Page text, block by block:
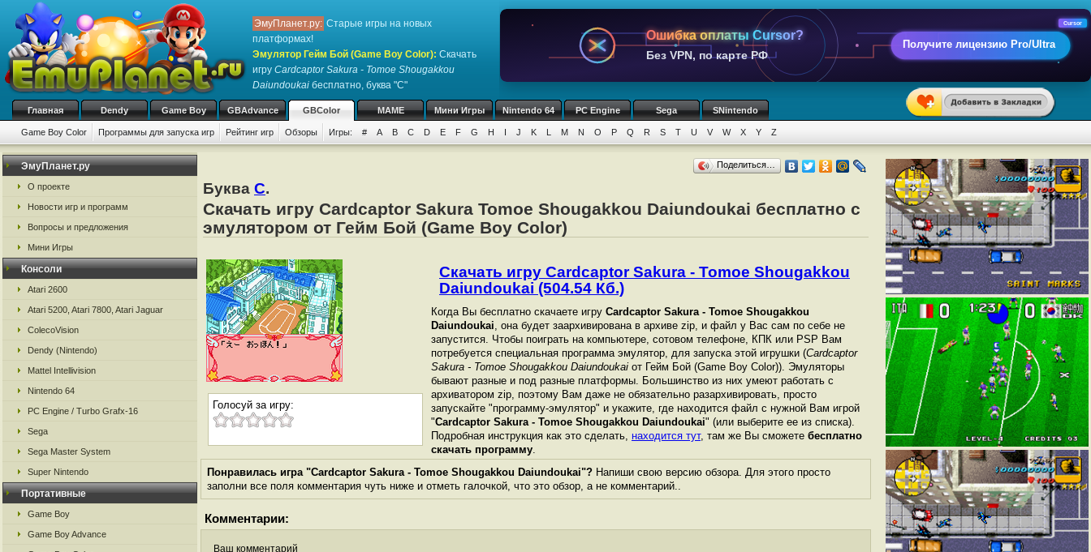
ЭмуПланет.ру: Старые игры на новых
платформах!
Эмулятор Гейм Бой (Game Boy Color): Скачать
игру Cardcaptor Sakura - Tomoe Shougakkou
Daiundoukai бесплатно, буква "C"
Ошибка оплаты Cursor?
Без VPN, по карте РФ
Получите лицензию Pro/Ultra
Cursor
Главная Dendy Game Boy GBAdvance GBColor MAME Мини Игры Nintendo 64 PC Engine Sega SNintendo
Game Boy Color Программы для запуска игр Рейтинг игр Обзоры Игры: # A B C D E F G H I J K L M N O P Q R S T U V W X Y Z
ЭмуПланет.ру
О проекте
Новости игр и программ
Вопросы и предложения
Мини Игры
Консоли
Atari 2600
Atari 5200, Atari 7800, Atari Jaguar
ColecoVision
Dendy (Nintendo)
Mattel Intellivision
Nintendo 64
PC Engine / Turbo Grafx-16
Sega
Sega Master System
Super Nintendo
Портативные
Game Boy
Game Boy Advance
Поделиться…
Буква C.
Скачать игру Cardcaptor Sakura Tomoe Shougakkou Daiundoukai бесплатно с
эмулятором от Гейм Бой (Game Boy Color)
Голосуй за игру:
Скачать игру Cardcaptor Sakura - Tomoe Shougakkou
Daiundoukai (504.54 Кб.)
Когда Вы бесплатно скачаете игру Cardcaptor Sakura - Tomoe Shougakkou
Daiundoukai, она будет заархивирована в архиве zip, и файл у Вас сам по себе не
запустится. Чтобы поиграть на компьютере, сотовом телефоне, КПК или PSP Вам
потребуется специальная программа эмулятор, для запуска этой игрушки (Cardcaptor
Sakura - Tomoe Shougakkou Daiundoukai от Гейм Бой (Game Boy Color)). Эмуляторы
бывают разные и под разные платформы. Большинство из них умеют работать с
архиватором zip, поэтому Вам даже не обязательно разархивировать, просто
запускайте "программу-эмулятор" и укажите, где находится файл с нужной Вам игрой
"Cardcaptor Sakura - Tomoe Shougakkou Daiundoukai" (или выберите ее из списка).
Подробная инструкция как это сделать, находится тут, там же Вы сможете бесплатно
скачать программу.
Понравилась игра "Cardcaptor Sakura - Tomoe Shougakkou Daiundoukai"? Напиши свою версию обзора. Для этого просто
заполни все поля комментария чуть ниже и отметь галочкой, что это обзор, а не комментарий..
Комментарии:
Ваш комментарий